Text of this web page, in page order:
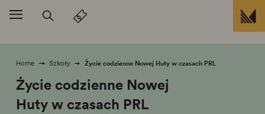
Przejdź do treści
Home Szkoły Życie codzienne Nowej Huty w czasach PRL
Życie codzienne Nowej
Huty w czasach PRL